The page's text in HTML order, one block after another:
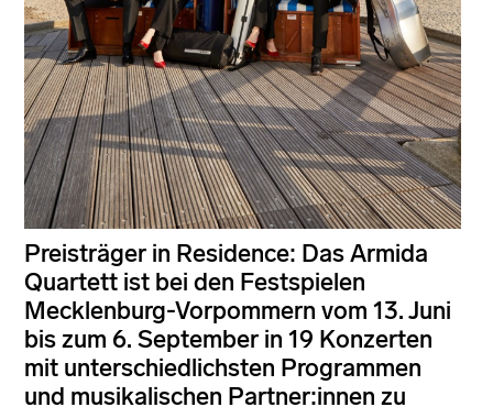
Preisträger in Residence: Das Armida
Quartett ist bei den Festspielen
Mecklenburg-Vorpommern vom 13. Juni
bis zum 6. September in 19 Konzerten
mit unterschiedlichsten Programmen
und musikalischen Partner:innen zu